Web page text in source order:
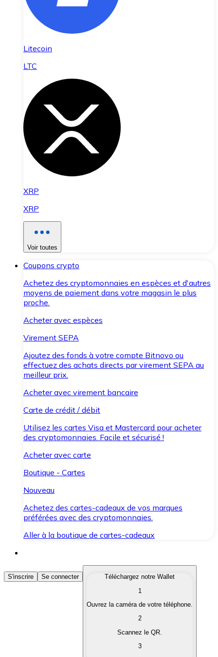
Litecoin
LTC
XRP
XRP
Voir toutes
Coupons crypto
Achetez des cryptomonnaies en espèces et d'autres
moyens de paiement dans votre magasin le plus
proche.
Acheter avec espèces
Virement SEPA
Ajoutez des fonds à votre compte Bitnovo ou
effectuez des achats directs par virement SEPA au
meilleur prix.
Acheter avec virement bancaire
Carte de crédit / débit
Utilisez les cartes Visa et Mastercard pour acheter
des cryptomonnaies. Facile et sécurisé !
Acheter avec carte
Boutique - Cartes
Nouveau
Achetez des cartes-cadeaux de vos marques
préférées avec des cryptomonnaies.
Aller à la boutique de cartes-cadeaux
Acheter des Cryptomonnaies
Achetez les cryptomonnaies qui vous intéressent
Convertissez vos cryptomonnaies en monnaie
S'inscrire Se connecter
Téléchargez notre Wallet
1
Ouvrez la caméra de votre téléphone.
2
Scannez le QR.
3